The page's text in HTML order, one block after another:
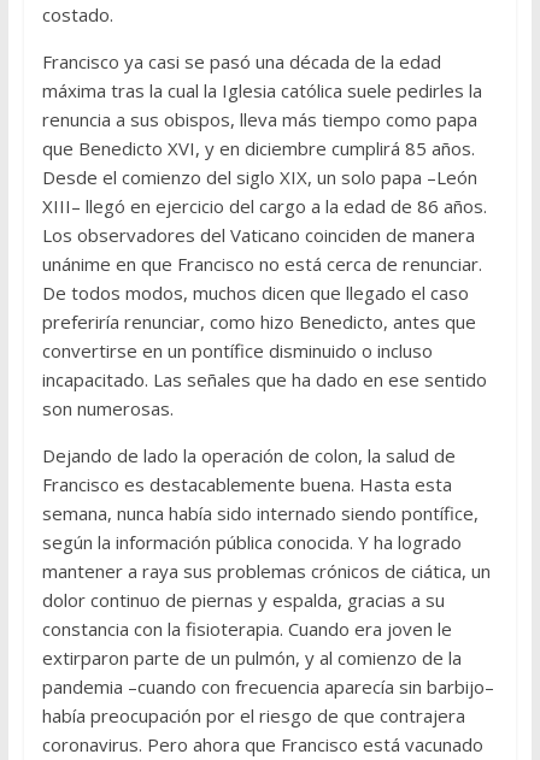
costado.
Francisco ya casi se pasó una década de la edad
máxima tras la cual la Iglesia católica suele pedirles la
renuncia a sus obispos, lleva más tiempo como papa
que Benedicto XVI, y en diciembre cumplirá 85 años.
Desde el comienzo del siglo XIX, un solo papa –León
XIII– llegó en ejercicio del cargo a la edad de 86 años.
Los observadores del Vaticano coinciden de manera
unánime en que Francisco no está cerca de renunciar.
De todos modos, muchos dicen que llegado el caso
preferiría renunciar, como hizo Benedicto, antes que
convertirse en un pontífice disminuido o incluso
incapacitado. Las señales que ha dado en ese sentido
son numerosas.
Dejando de lado la operación de colon, la salud de
Francisco es destacablemente buena. Hasta esta
semana, nunca había sido internado siendo pontífice,
según la información pública conocida. Y ha logrado
mantener a raya sus problemas crónicos de ciática, un
dolor continuo de piernas y espalda, gracias a su
constancia con la fisioterapia. Cuando era joven le
extirparon parte de un pulmón, y al comienzo de la
pandemia –cuando con frecuencia aparecía sin barbijo–
había preocupación por el riesgo de que contrajera
coronavirus. Pero ahora que Francisco está vacunado